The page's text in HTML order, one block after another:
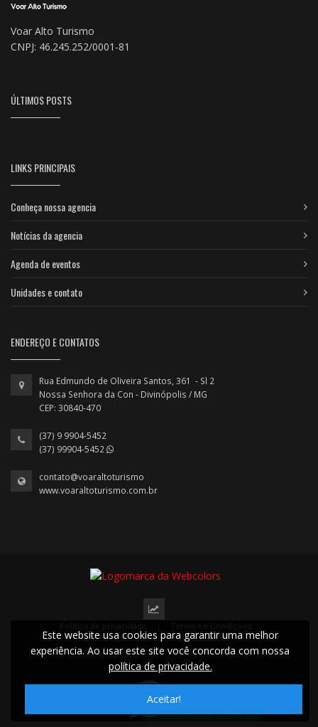
Voar Alto Turismo
CNPJ: 46.245.252/0001-81
ÚLTIMOS POSTS
LINKS PRINCIPAIS
Conheça nossa agencia
Notícias da agencia
Agenda de eventos
Unidades e contato
ENDEREÇO E CONTATOS
Rua Edmundo de Oliveira Santos, 361 - Sl 2
Nossa Senhora da Con - Divinópolis / MG
CEP: 30840-470
(37) 9 9904-5452
(37) 99904-5452
contato@voaraltoturismo
www.voaraltoturismo.com.br
2022 © Todos os direitos reservados.
Este website usa cookies para garantir uma melhor
experiência. Ao usar este site você concorda com nossa
política de privacidade.
Aceitar!